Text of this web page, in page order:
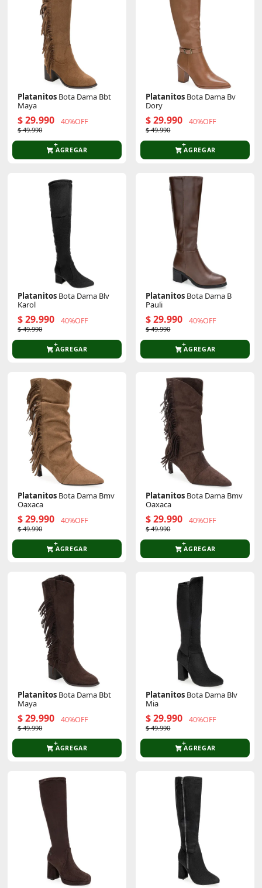
Platanitos Bota Dama Bbt
Maya
$ 29.990 40%OFF
$ 49.990
AGREGAR
Platanitos Bota Dama Bv
Dory
$ 29.990 40%OFF
$ 49.990
AGREGAR
Platanitos Bota Dama Blv
Karol
$ 29.990 40%OFF
$ 49.990
AGREGAR
Platanitos Bota Dama B
Pauli
$ 29.990 40%OFF
$ 49.990
AGREGAR
Platanitos Bota Dama Bmv
Oaxaca
$ 29.990 40%OFF
$ 49.990
AGREGAR
Platanitos Bota Dama Bmv
Oaxaca
$ 29.990 40%OFF
$ 49.990
AGREGAR
Platanitos Bota Dama Bbt
Maya
$ 29.990 40%OFF
$ 49.990
AGREGAR
Platanitos Bota Dama Blv
Mia
$ 29.990 40%OFF
$ 49.990
AGREGAR